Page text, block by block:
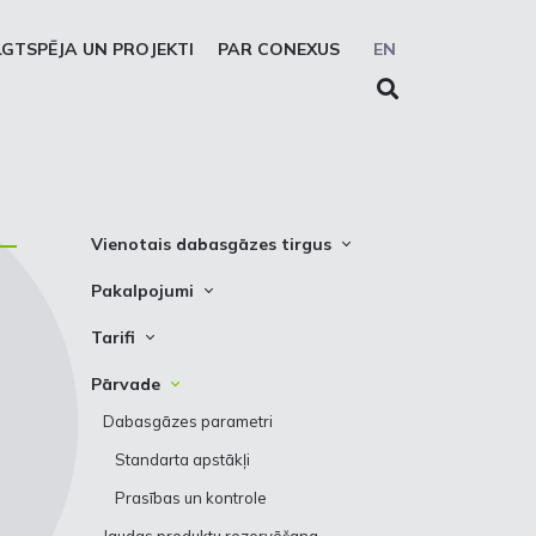
EN
UN PROJEKTI PAR CONEXUS
Vienotais dabasgāzes tirgus
Vienotās zonas platforma
Pakalpojumi
Pārvade
pakalpojums
REMIT ziņošanas pakalpojums
EIC LIO
Tarifi
Pārvade
Uzglabāšana
Pārvade
Dabasgāzes parametri
Standarta apstākļi
Prasības un kontrole